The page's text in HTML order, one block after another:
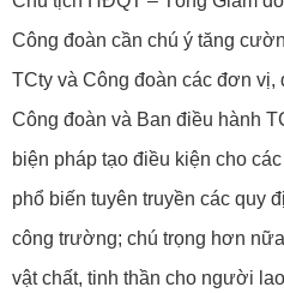
Công đoàn cần chú ý tăng
TCty và Công đoàn các đơn
Công đoàn và Ban điều hành
biện pháp tạo điều kiện cho
phổ biến tuyên truyền các quy
công trường; chú trọng hơn
vật chất, tinh thần cho người